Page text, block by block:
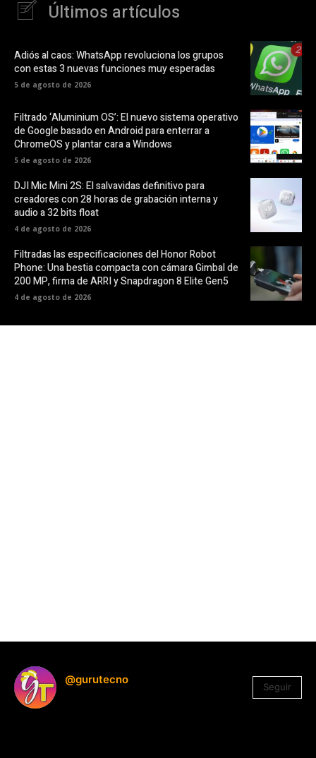
Últimos artículos
Adiós al caos: WhatsApp revoluciona los grupos
con estas 3 nuevas funciones muy esperadas
5 de agosto de 2026
Filtrado ‘Aluminium OS’: El nuevo sistema operativo
de Google basado en Android para enterrar a
ChromeOS y plantar cara a Windows
5 de agosto de 2026
DJI Mic Mini 2S: El salvavidas definitivo para
creadores con 28 horas de grabación interna y
audio a 32 bits float
4 de agosto de 2026
Filtradas las especificaciones del Honor Robot
Phone: Una bestia compacta con cámara Gimbal de
200 MP, firma de ARRI y Snapdragon 8 Elite Gen5
4 de agosto de 2026
@gurutecno
Seguir